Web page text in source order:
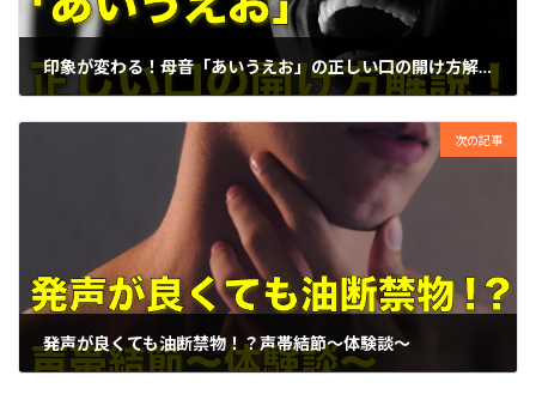
印象が変わる！母音「あいうえお」の正しい口の開け方解説！
次の記事
発声が良くても油断禁物！？声帯結節〜体験談〜